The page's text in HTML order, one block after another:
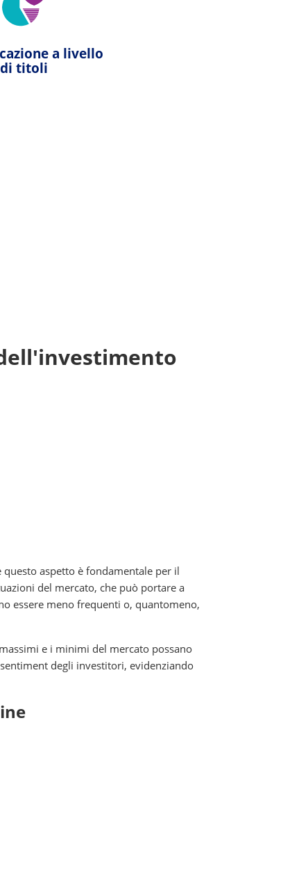
a livello
di titoli
aspetto è fondamentale per il
del mercato, che può portare a
essere meno frequenti o, quantomeno,
e i minimi del mercato possano
degli investitori, evidenziando